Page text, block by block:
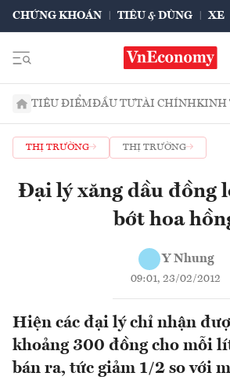
CHỨNG KHOÁN TIÊU & DÙNG XE
TIÊU ĐIỂMĐẦU TƯTÀI CHÍNHKINH
THỊ TRƯỜNG THỊ TRƯỜNG
Đại lý xăng dầu đồng
bớt hoa
Y Nhung
09:01, 23/02/2012
Hiện các đại lý chỉ nhận
khoảng 300 đồng cho mỗi
bán ra, tức giảm 1/2 so với